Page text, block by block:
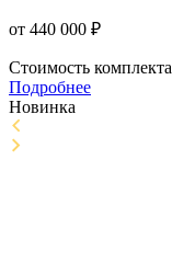
от 440 000 ₽
Стоимость комплекта
Подробнее
Новинка